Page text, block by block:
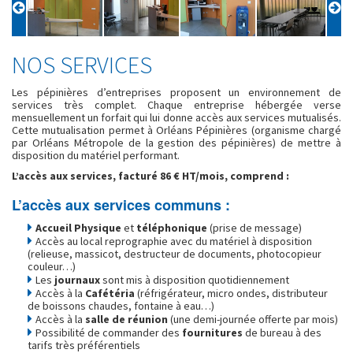
NOS SERVICES
Les pépinières d’entreprises proposent un environnement de
services très complet. Chaque entreprise hébergée verse
mensuellement un forfait qui lui donne accès aux services mutualisés.
Cette mutualisation permet à Orléans Pépinières (organisme chargé
par Orléans Métropole de la gestion des pépinières) de mettre à
disposition du matériel performant.
L’accès aux services, facturé 86 € HT/mois, comprend :
L’accès aux services communs :
Accueil Physique et téléphonique (prise de message)
Accès au local reprographie avec du matériel à disposition
(relieuse, massicot, destructeur de documents, photocopieur
couleur…)
Les journauxsont mis à disposition quotidiennement
Accès à la Cafétéria (réfrigérateur, micro ondes, distributeur
de boissons chaudes, fontaine à eau…)
Accès à la salle de réunion (une demi-journée offerte par mois)
Possibilité de commander des fournitures de bureau à des
tarifs très préférentiels